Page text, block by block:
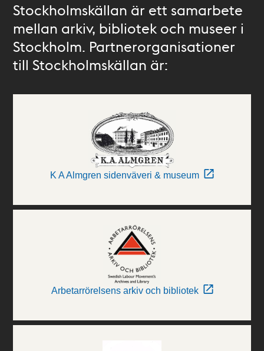
Stockholmskällan är ett samarbete
mellan arkiv, bibliotek och museer i
Stockholm. Partnerorganisationer
till Stockholmskällan är:
K A Almgren sidenväveri & museum
Arbetarrörelsens arkiv och bibliotek